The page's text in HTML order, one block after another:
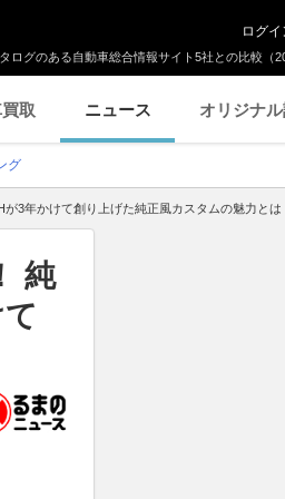
ログのある自動車総合情報サイト5社との比較（
ログイ
取 ニュース オリジナ
グ
3年かけて創り上げた純正風カスタムの魅力とは
純